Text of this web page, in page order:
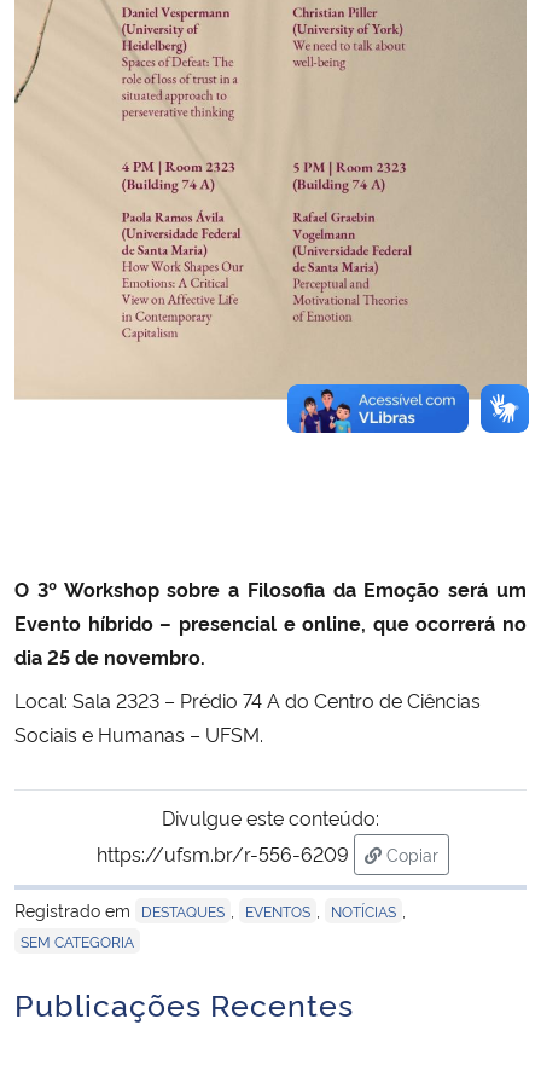
O 3º Workshop sobre a Filosofia da Emoção será um
Evento híbrido – presencial e online, que ocorrerá no
dia 25 de novembro.
Local: Sala 2323 – Prédio 74 A do Centro de Ciências
Sociais e Humanas – UFSM.
Divulgue este conteúdo:
https://ufsm.br/r-556-6209
Copiar
para área de
Registrado em
DESTAQUES EVENTOS NOTÍCIAS
SEM CATEGORIA
Publicações Recentes